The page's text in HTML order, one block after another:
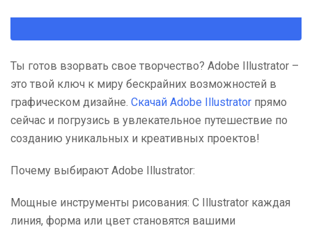
Ты готов взорвать свое творчество? Adobe Illustrator –
это твой ключ к миру бескрайних возможностей в
графическом дизайне. Скачай Adobe Illustrator прямо
сейчас и погрузись в увлекательное путешествие по
созданию уникальных и креативных проектов!
Почему выбирают Adobe Illustrator:
Мощные инструменты рисования: С Illustrator каждая
линия, форма или цвет становятся вашими